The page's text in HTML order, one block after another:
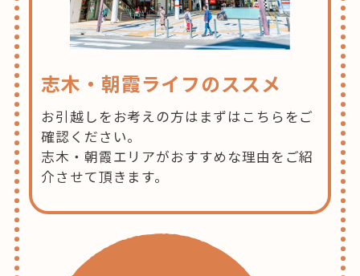
志木・朝霞ライフのススメ
お引越しをお考えの方はまずはこちらをご
確認ください。
志木・朝霞エリアがおすすめな理由をご紹
介させて頂きます。